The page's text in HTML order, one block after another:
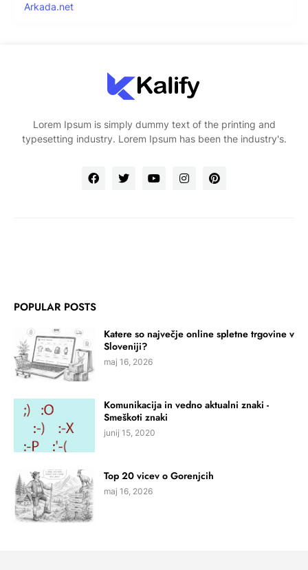
Arkada.net
Lorem Ipsum is simply dummy text of the printing and
typesetting industry. Lorem Ipsum has been the industry's.
POPULAR POSTS
Katere so največje online spletne trgovine v
Sloveniji?
maj 16, 2026
Komunikacija in vedno aktualni znaki -
Smeškoti znaki
junij 15, 2020
Top 20 vicev o Gorenjcih
maj 16, 2026